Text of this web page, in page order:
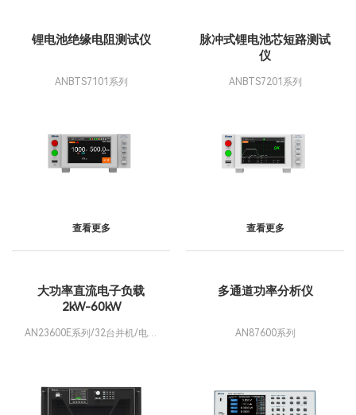
锂电池绝缘电阻测试仪
ANBTS7101系列
查看更多
脉冲式锂电池芯短路测试
仪
ANBTS7201系列
查看更多
大功率直流电子负载
2kW-60kW
AN23600E系列/32台并机/电流
多通道功率分析仪
AN87600系列